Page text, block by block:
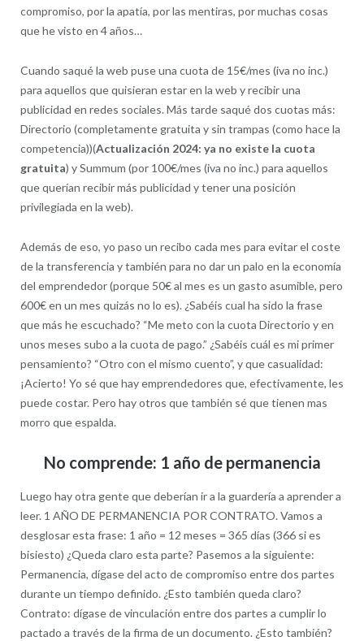
compromiso, por la apatía, por las mentiras, por muchas cosas
que he visto en 4 años…
Cuando saqué la web puse una cuota de 15€/mes (iva no inc.)
para aquellos que quisieran estar en la web y recibir una
publicidad en redes sociales. Más tarde saqué dos cuotas más:
Directorio (completamente gratuita y sin trampas (como hace la
competencia))(Actualización 2024: ya no existe la cuota
gratuita) y Summum (por 100€/mes (iva no inc.) para aquellos
que querían recibir más publicidad y tener una posición
privilegiada en la web).
Además de eso, yo paso un recibo cada mes para evitar el coste
de la transferencia y también para no dar un palo en la economía
del emprendedor (porque 50€ al mes es un gasto asumible, pero
600€ en un mes quizás no lo es). ¿Sabéis cual ha sido la frase
que más he escuchado? “Me meto con la cuota Directorio y en
unos meses subo a la cuota de pago.” ¿Sabéis cuál es mi primer
pensamiento? “Otro con el mismo cuento”, y que casualidad:
¡Acierto! Yo sé que hay emprendedores que, efectivamente, les
puede costar. Pero hay otros que también sé que tienen mas
morro que espalda.
No comprende: 1 año de permanencia
Luego hay otra gente que deberían ir a la guardería a aprender a
leer. 1 AÑO DE PERMANENCIA POR CONTRATO. Vamos a
desglosar esta frase: 1 año = 12 meses = 365 días (366 si es
bisiesto) ¿Queda claro esta parte? Pasemos a la siguiente:
Permanencia, dígase del acto de compromiso entre dos partes
durante un tiempo definido. ¿Esto también queda claro?
Contrato: dígase de vinculación entre dos partes a cumplir lo
pactado a través de la firma de un documento. ¿Esto también?